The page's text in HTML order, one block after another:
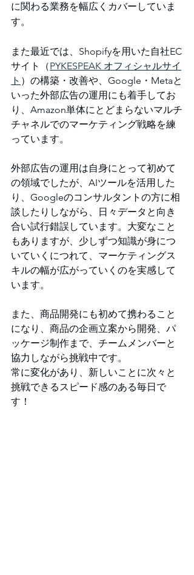
に関わる業務を幅広くカバーしていま
す。
また最近では、Shopifyを用いた自社EC
サイト（PYKESPEAK オフィシャルサイ
ト ）の構築・改善や、Google・Metaと
いった外部広告の運用にも着手してお
り、Amazon単体にとどまらないマルチ
チャネルでのマーケティング戦略を練
っています。
外部広告の運用は自身にとって初めて
の領域でしたが、AIツールを活用した
り、Googleのコンサルタントの方に相
談したりしながら、日々データと向き
合い試行錯誤しています。大変なこと
もありますが、少しずつ知識が身につ
いていくにつれて、マーケティングス
キルの幅が広がっていくのを実感して
います。
また、商品開発にも初めて携わること
になり、商品の企画立案から開発、パ
ッケージ制作まで、チームメンバーと
協力しながら挑戦中です。
常に変化があり、新しいことに次々と
挑戦できるスピード感のある毎日で
す！